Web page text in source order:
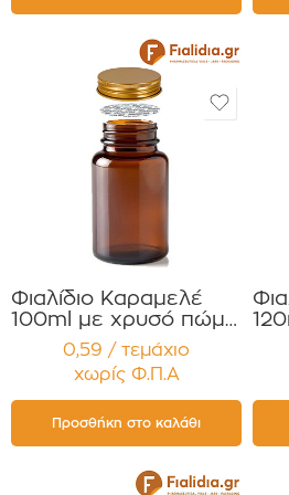
τεμαχίων
Φιαλίδιο Καραμελέ
100ml με χρυσό πώμα
Αλουμ. για Χάπια
,Βιταμίνες
Συμπληρώματα
Διατροφής
Συσκευασία 12
τεμαχίων
0,59 / τεμάχιο
χωρίς Φ.Π.Α
Προσθήκη στο καλάθι